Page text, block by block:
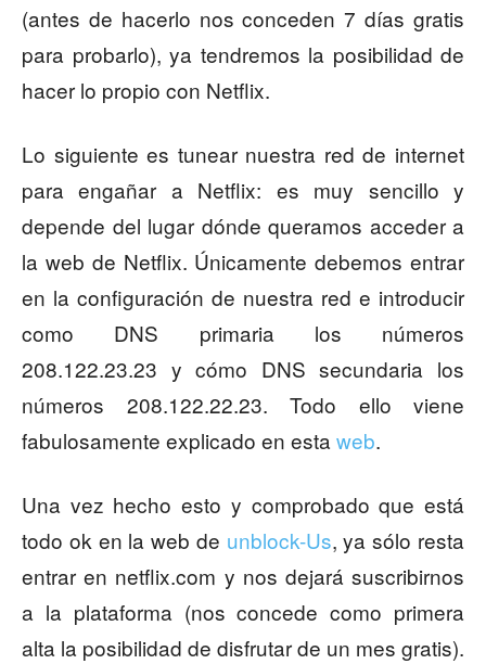
(antes de hacerlo nos conceden 7 días gratis
para probarlo), ya tendremos la posibilidad de
hacer lo propio con Netflix.
Lo siguiente es tunear nuestra red de internet
para engañar a Netflix: es muy sencillo y
depende del lugar dónde queramos acceder a
la web de Netflix. Únicamente debemos entrar
en la configuración de nuestra red e introducir
como DNS primaria los números
208.122.23.23 y cómo DNS secundaria los
números 208.122.22.23. Todo ello viene
fabulosamente explicado en esta web.
Una vez hecho esto y comprobado que está
todo ok en la web de unblock-Us, ya sólo resta
entrar en netflix.com y nos dejará suscribirnos
a la plataforma (nos concede como primera
alta la posibilidad de disfrutar de un mes gratis).